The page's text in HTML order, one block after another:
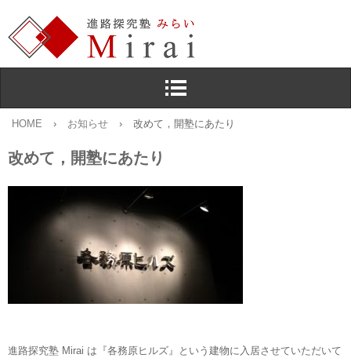
HOME › お知らせ › 改めて，開塾にあたり
改めて，開塾にあたり
進路探究塾 Mirai は『各務原ヒルズ』という建物に入居させていただいて